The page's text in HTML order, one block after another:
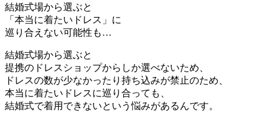
結婚式場から選ぶと
「本当に着たいドレス」に
巡り合えない可能性も…
結婚式場から選ぶと
提携のドレスショップからしか選べないため、
ドレスの数が少なかったり持ち込みが禁止のため、
本当に着たいドレスに巡り合っても、
結婚式で着用できないという悩みがあるんです。